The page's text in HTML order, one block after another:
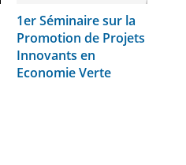
1er Séminaire sur la
Promotion de Projets
Innovants en
Economie Verte